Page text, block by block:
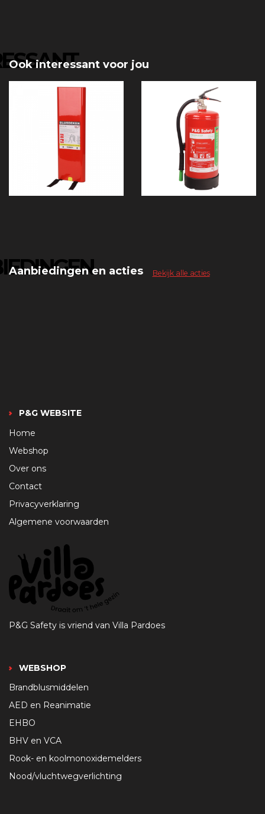
Ook interessant voor jou
Aanbiedingen en acties Bekijk alle acties
P&G WEBSITE
Home
Webshop
Over ons
Contact
Privacyverklaring
Algemene voorwaarden
P&G Safety is vriend van Villa Pardoes
WEBSHOP
Brandblusmiddelen
AED en Reanimatie
EHBO
BHV en VCA
Rook- en koolmonoxidemelders
Nood/vluchtwegverlichting